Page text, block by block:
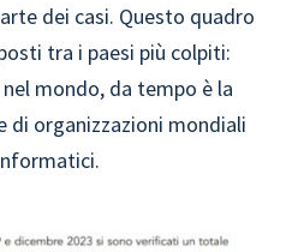
dei casi. Questo quadro
tra i paesi più colpiti:
mondo, da tempo è la
organizzazioni mondiali